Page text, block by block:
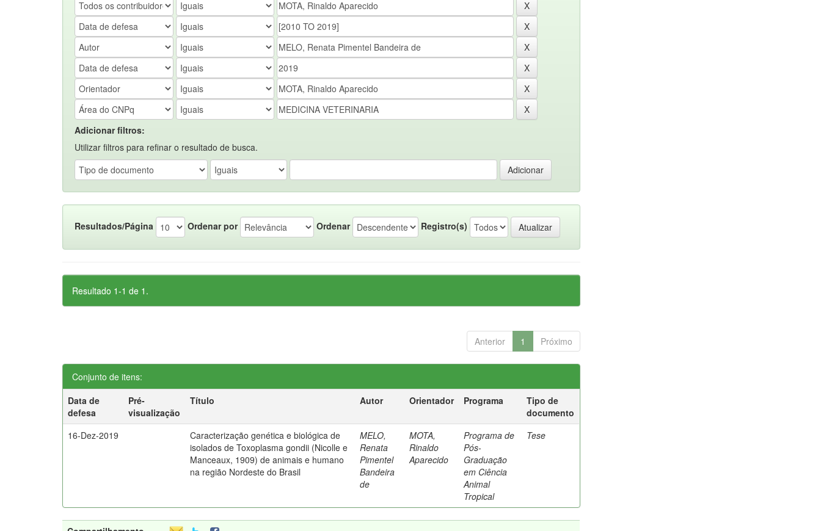
Adicionar filtros:
Utilizar filtros para refinar o resultado de busca.
Resultados/Página Ordenar por Ordenar Registro(s)
Resultado 1-1 de 1.
Anterior 1 Próximo
Conjunto de itens:
Data de
defesa
Pré-
visualização
Título Autor Orientador Programa
Tipo de
documento
16-Dez-2019
Caracterização genética e biológica de
isolados de Toxoplasma gondii (Nicolle e
Manceaux, 1909) de animais e humano
na região Nordeste do Brasil
MELO,
Renata
Pimentel
Bandeira
de
MOTA,
Rinaldo
Aparecido
Programa de
Pós-
Graduação
em Ciência
Animal
Tropical
Tese